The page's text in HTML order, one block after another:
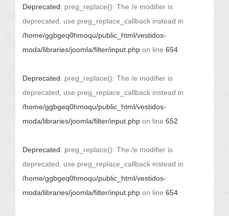
Deprecated: preg_replace(): The /e modifier is
deprecated, use preg_replace_callback instead in
/home/ggbgeq0hmoqu/public_html/vestidos-
moda/libraries/joomla/filter/input.php on line 654
Deprecated: preg_replace(): The /e modifier is
deprecated, use preg_replace_callback instead in
/home/ggbgeq0hmoqu/public_html/vestidos-
moda/libraries/joomla/filter/input.php on line 652
Deprecated: preg_replace(): The /e modifier is
deprecated, use preg_replace_callback instead in
/home/ggbgeq0hmoqu/public_html/vestidos-
moda/libraries/joomla/filter/input.php on line 654